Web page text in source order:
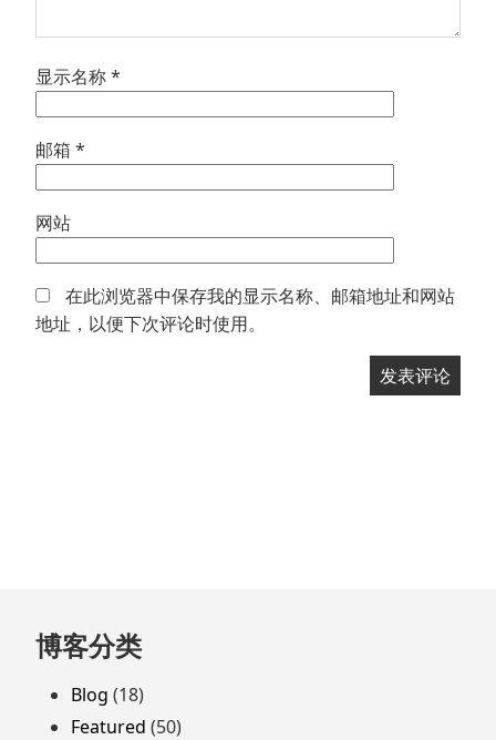
显示名称*
邮箱 *
网站
在此浏览器中保存我的显示名称、邮箱地址和网站
地址，以便下次评论时使用。
跳
至
页
脚
博客分类
Blog (18)
Featured (50)